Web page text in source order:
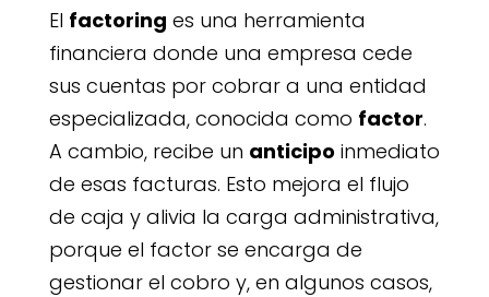
El factoring es una herramienta
financiera donde una empresa cede
sus cuentas por cobrar a una entidad
especializada, conocida como factor.
A cambio, recibe un anticipo inmediato
de esas facturas. Esto mejora el flujo
de caja y alivia la carga administrativa,
porque el factor se encarga de
gestionar el cobro y, en algunos casos,